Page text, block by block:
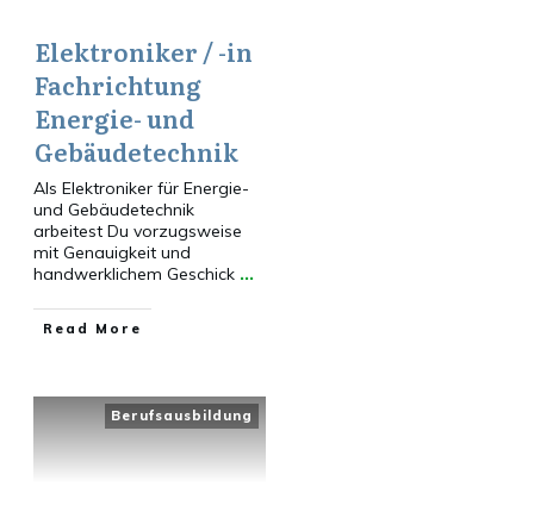
Elektroniker / -in
Fachrichtung
Energie- und
Gebäudetechnik
Als Elektroniker für Energie-
und Gebäudetechnik
arbeitest Du vorzugsweise
mit Genauigkeit und
handwerklichem Geschick ...
​Read More
Berufsausbildung